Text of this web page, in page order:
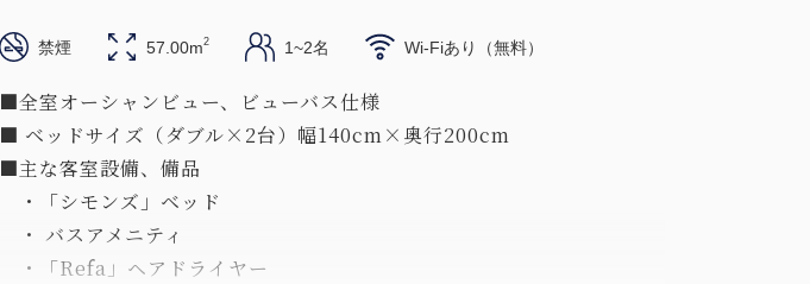
禁煙 57.00m2 1~2名 Wi-Fiあり（無料）
■全室オーシャンビュー、ビューバス仕様
■ ベッドサイズ（ダブル×2台）幅140cm×奥行200cm
■主な客室設備、備品
・「シモンズ」ベッド
・ バスアメニティ
・「Refa」ヘアドライヤー